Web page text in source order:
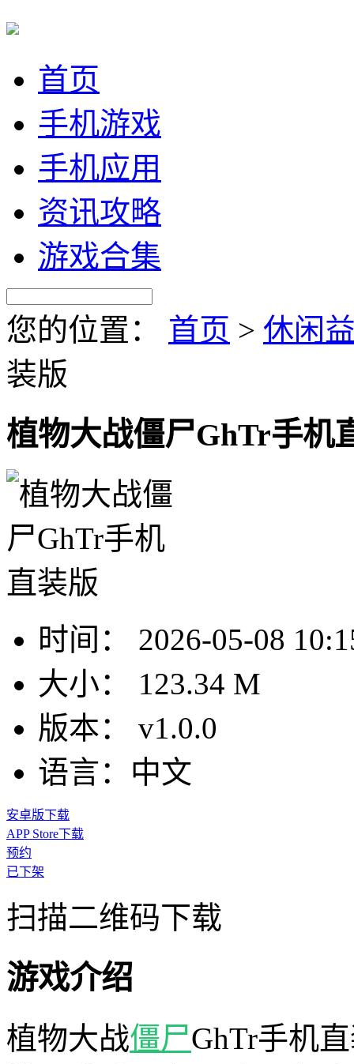
首页
手机游戏
手机应用
资讯攻略
游戏合集
您的位置： 首页 > 休闲
装版
植物大战僵尸GhTr手机
时间：
2026-05-08
大小：
123.34 M
版本：
v1.0.0
语言： 中文
安卓版下载
APP Store下载
预约
已下架
扫描二维码下载
游戏介绍
植物大战僵尸GhTr手机